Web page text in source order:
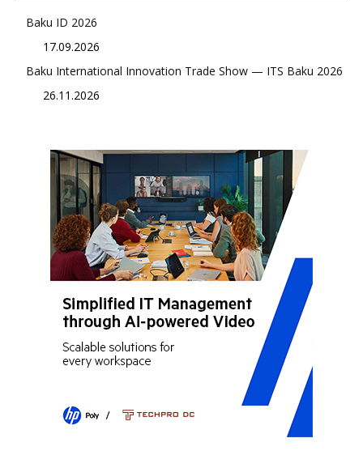
Baku ID 2026
17.09.2026
Baku International Innovation Trade Show — ITS Baku 2026
26.11.2026